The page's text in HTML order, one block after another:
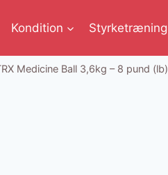
Kondition Styrketræning
Medicine Ball 3,6kg – 8 pund (lb)